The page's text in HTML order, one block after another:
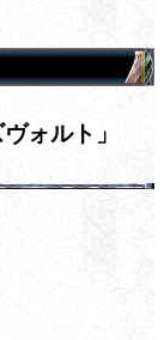
ォルト」